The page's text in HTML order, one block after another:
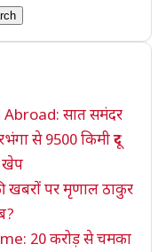
सात समंदर
से 9500 किमी दूर
खेप
खबरों पर मृणाल ठाकुर
20 करोड़ से चमका